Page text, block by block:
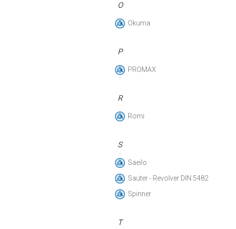
O
Okuma
P
PROMAX
R
Romi
S
Saeilo
Sauter - Revolver DIN 5482
Spinner
T